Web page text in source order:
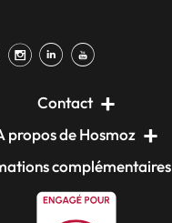
Contact
propos de Hosmoz
complémentaires